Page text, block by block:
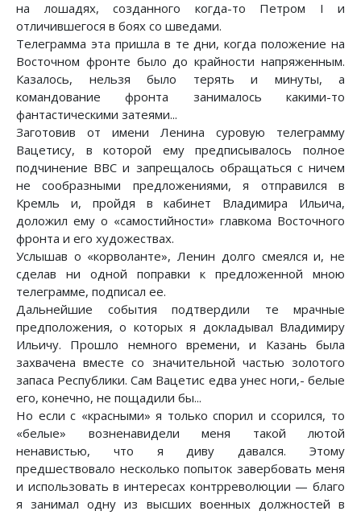
на лошадях, созданного когда-то Петром I и
отличившегося в боях со шведами.
Телеграмма эта пришла в те дни, когда положение на
Восточном фронте было до крайности напряженным.
Казалось, нельзя было терять и минуты, а
командование фронта занималось какими-то
фантастическими затеями...
Заготовив от имени Ленина суровую телеграмму
Вацетису, в которой ему предписывалось полное
подчинение ВВС и запрещалось обращаться с ничем
не сообразными предложениями, я отправился в
Кремль и, пройдя в кабинет Владимира Ильича,
доложил ему о «самостийности» главкома Восточного
фронта и его художествах.
Услышав о «корволанте», Ленин долго смеялся и, не
сделав ни одной поправки к предложенной мною
телеграмме, подписал ее.
Дальнейшие события подтвердили те мрачные
предположения, о которых я докладывал Владимиру
Ильичу. Прошло немного времени, и Казань была
захвачена вместе со значительной частью золотого
запаса Республики. Сам Вацетис едва унес ноги,- белые
его, конечно, не пощадили бы...
Но если с «красными» я только спорил и ссорился, то
«белые» возненавидели меня такой лютой
ненавистью, что я диву давался. Этому
предшествовало несколько попыток завербовать меня
и использовать в интересах контрреволюции — благо
я занимал одну из высших военных должностей в